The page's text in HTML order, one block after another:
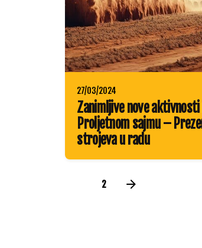
27/03/2024
Zanimljive nove aktivnosti
Proljetnom sajmu –
strojeva u radu
2